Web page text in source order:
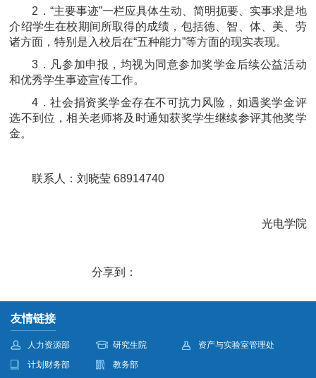
2．“主要事迹”一栏应具体生动、简明扼要、实事求是地
介绍学生在校期间所取得的成绩，包括德、智、体、美、劳
诸方面，特别是入校后在“五种能力”等方面的现实表现。
3．凡参加申报，均视为同意参加奖学金后续公益活动
和优秀学生事迹宣传工作。
4．社会捐资奖学金存在不可抗力风险，如遇奖学金评
选不到位，相关老师将及时通知获奖学生继续参评其他奖学
金。
联系人：刘晓莹 68914740
光电学院
分享到：
友情链接
人力资源部 研究生院
资产与实验室管理处
计划财务部
教务部